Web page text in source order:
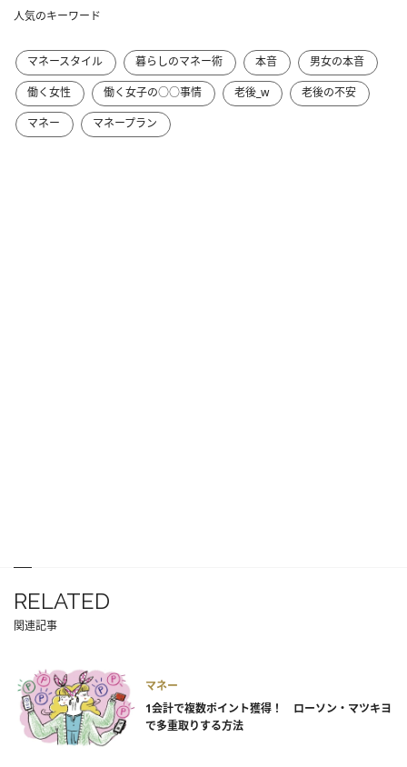
人気のキーワード
マネースタイル 暮らしのマネー術 本音
男女の本音
働く女性
働く女子の○○事情 老後_w
老後の不安
マネー
マネープラン
RELATED
関連記事
マネー
1会計で複数ポイント獲得！ ローソン・マツキヨ
で多重取りする方法